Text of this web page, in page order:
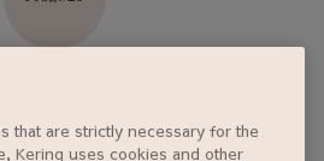
ラートを設定する
that are strictly necessary for the
Kering uses cookies and other